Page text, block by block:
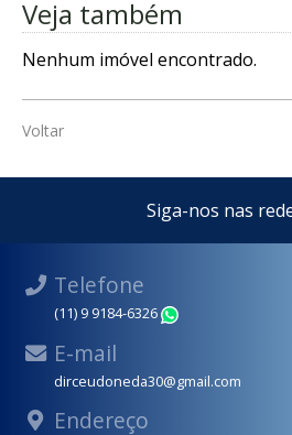
Veja também
Nenhum imóvel encontrado.
Voltar
Siga-nos nas
Telefone
(11) 9 9184-6326
E-mail
dirceudoneda30@gmail.com
Endereço